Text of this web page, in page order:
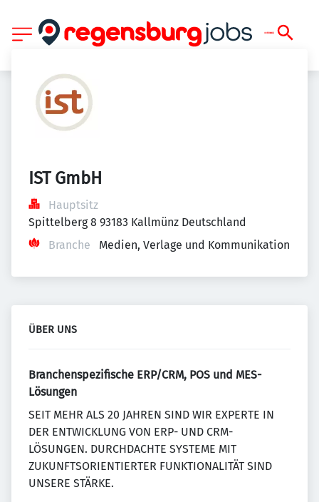
IST GmbH
Hauptsitz
Spittelberg 8 93183 Kallmünz Deutschland
Branche
Medien, Verlage und Kommunikation
ÜBER UNS
Branchenspezifische ERP/CRM, POS und MES-
Lösungen
SEIT MEHR ALS 20 JAHREN SIND WIR EXPERTE IN
DER ENTWICKLUNG VON ERP- UND CRM-
LÖSUNGEN. DURCHDACHTE SYSTEME MIT
ZUKUNFTSORIENTIERTER FUNKTIONALITÄT SIND
UNSERE STÄRKE.